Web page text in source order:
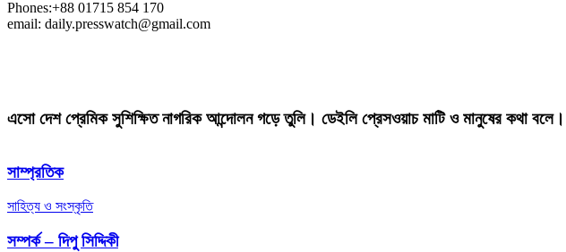
Phones:+88 01715 854 170
email: daily.presswatch@gmail.com
এসো দেশ প্রেমিক সুশিক্ষিত নাগরিক আন্দোলন গড়ে তুলি। ডেইলি প্রেসওয়াচ মাটি ও মানুষের কথা বলে।
সাম্প্রতিক
সাহিত্য ও সংস্কৃতি
সম্পর্ক – দিপু সিদ্দিকী